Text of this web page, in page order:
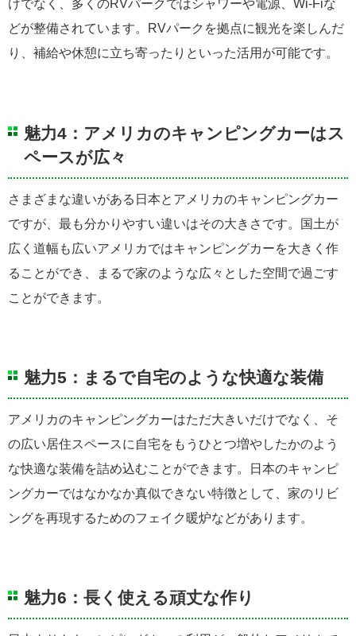
けでなく、多くのRVパークではシャワーや電源、Wi-Fiな
どが整備されています。RVパークを拠点に観光を楽しんだ
り、補給や休憩に立ち寄ったりといった活用が可能です。
魅力4：アメリカのキャンピングカーはス
ペースが広々
さまざまな違いがある日本とアメリカのキャンピングカー
ですが、最も分かりやすい違いはその大きさです。国土が
広く道幅も広いアメリカではキャンピングカーを大きく作
ることができ、まるで家のような広々とした空間で過ごす
ことができます。
魅力5：まるで自宅のような快適な装備
アメリカのキャンピングカーはただ大きいだけでなく、そ
の広い居住スペースに自宅をもうひとつ増やしたかのよう
な快適な装備を詰め込むことができます。日本のキャンピ
ングカーではなかなか真似できない特徴として、家のリビ
ングを再現するためのフェイク暖炉などがあります。
魅力6：長く使える頑丈な作り